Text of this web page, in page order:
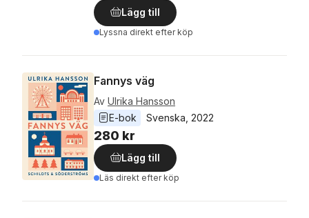
Lägg till
Lyssna direkt efter köp
Fannys väg
Av Ulrika Hansson
E-bok
Svenska 2022
280 kr
Lägg till
Läs direkt efter köp